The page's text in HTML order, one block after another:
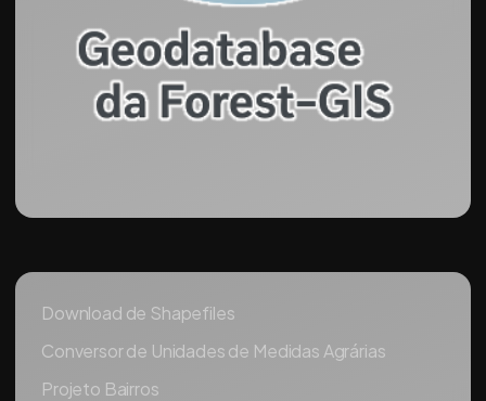
Download de Shapefiles
Conversor de Unidades de Medidas Agrárias
Projeto Bairros